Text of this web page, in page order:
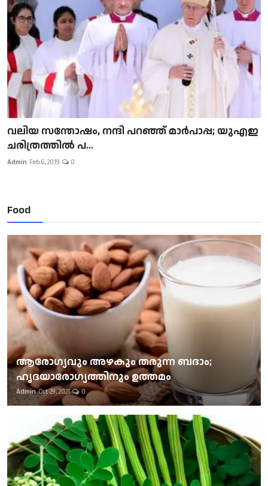
വലിയ സന്തോഷം, നന്ദി പറഞ്ഞ് മാർപാപ്പ; യുഎഇ
ചരിത്രത്തിൽ പ...
Admin Feb 6, 2019 0
Food
ആരോഗ്യവും അഴകും തരുന്ന ബദാം;
ഹൃദയാരോഗ്യത്തിനും ഉത്തമം
Admin Oct 29, 2021 0